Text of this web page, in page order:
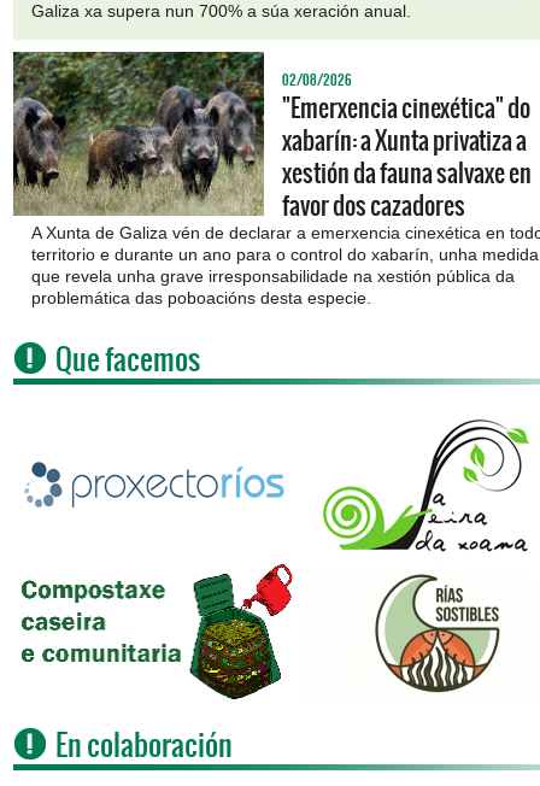
Galiza xa supera nun 700% a súa xeración anual.
02/08/2026
"Emerxencia cinexética" do
xabarín: a Xunta privatiza a
xestión da fauna salvaxe en
favor dos cazadores
A Xunta de Galiza vén de declarar a emerxencia cinexética en
territorio e durante un ano para o control do xabarín, unha medida
que revela unha grave irresponsabilidade na xestión pública da
problemática das poboacións desta especie.
Que facemos
En colaboración